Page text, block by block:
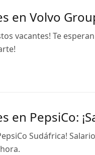
en Volvo
vacantes! Te
en PepsiCo:
Sudáfrica!